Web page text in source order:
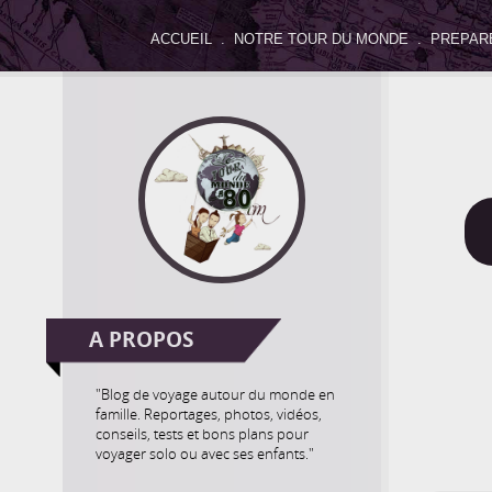
ACCUEIL. NOTRE TOUR DU MONDE.
Activités Allo le Monde
La parole des enfants Le coin de Maman Le coin
A PROPOS
"Blog de voyage autour du monde en
famille. Reportages, photos, vidéos,
conseils, tests et bons plans pour
voyager solo ou avec ses enfants."